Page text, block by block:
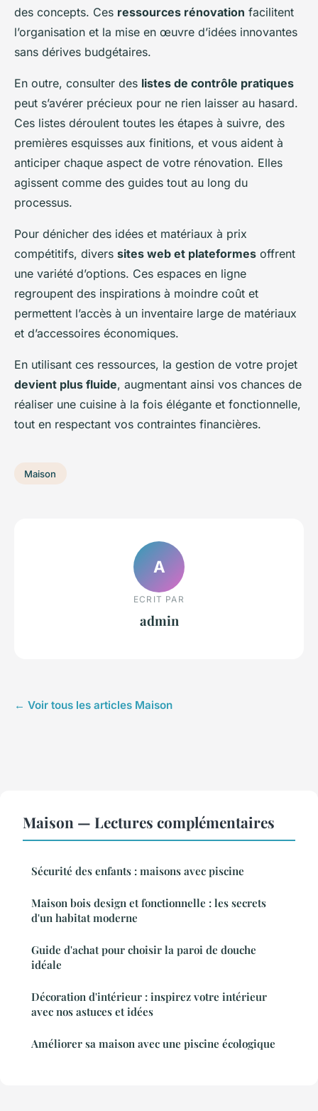
des concepts. Ces ressources rénovation facilitent
l’organisation et la mise en œuvre d’idées innovantes
sans dérives budgétaires.
En outre, consulter des listes de contrôle pratiques
peut s’avérer précieux pour ne rien laisser au hasard.
Ces listes déroulent toutes les étapes à suivre, des
premières esquisses aux finitions, et vous aident à
anticiper chaque aspect de votre rénovation. Elles
agissent comme des guides tout au long du
processus.
Pour dénicher des idées et matériaux à prix
compétitifs, divers sites web et plateformes offrent
une variété d’options. Ces espaces en ligne
regroupent des inspirations à moindre coût et
permettent l’accès à un inventaire large de matériaux
et d’accessoires économiques.
En utilisant ces ressources, la gestion de votre projet
devient plus fluide, augmentant ainsi vos chances de
réaliser une cuisine à la fois élégante et fonctionnelle,
tout en respectant vos contraintes financières.
Maison
A
ECRIT PAR
admin
← Voir tous les articles Maison
Maison — Lectures complémentaires
Sécurité des enfants : maisons avec piscine
Maison bois design et fonctionnelle : les secrets
d'un habitat moderne
Guide d'achat pour choisir la paroi de douche
idéale
Décoration d'intérieur : inspirez votre intérieur
avec nos astuces et idées
Améliorer sa maison avec une piscine écologique